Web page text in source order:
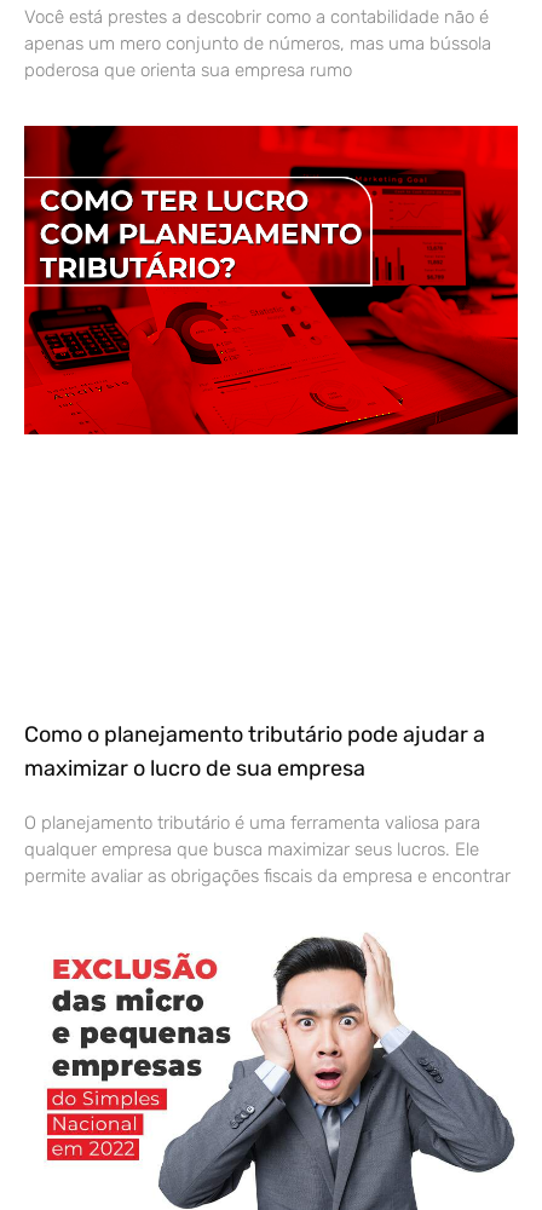
Você está prestes a descobrir como a contabilidade não é
apenas um mero conjunto de números, mas uma bússola
poderosa que orienta sua empresa rumo
Como o planejamento tributário pode ajudar a
maximizar o lucro de sua empresa
O planejamento tributário é uma ferramenta valiosa para
qualquer empresa que busca maximizar seus lucros. Ele
permite avaliar as obrigações fiscais da empresa e encontrar